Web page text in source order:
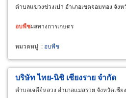
ตำบลแขวงข่วงเปา อำเภอเขตจอมทอง จัง
อบพืชผลทางการเกษตร
หมวดหมู่ : อบพืช
บริษัท ไทย-นิชิ เชียงราย จำกัด
ตำบลเจดีย์หลวง อำเภอแม่สรวย จังหวัดเชีย